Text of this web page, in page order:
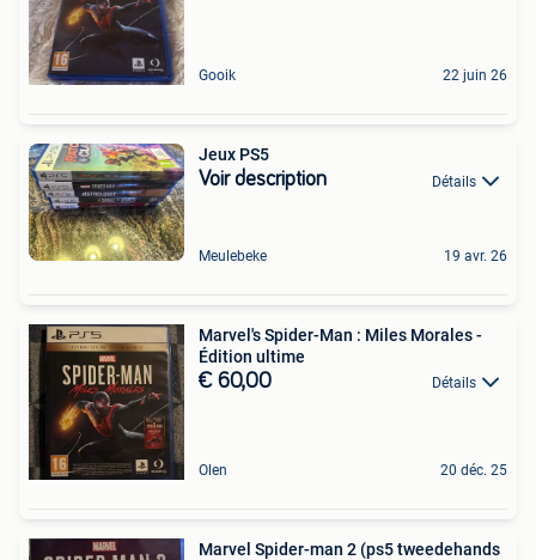
Gooik 22 juin 26
Jeux PS5
Voir description Détails
Meulebeke 19 avr. 26
Marvel's Spider-Man : Miles Morales -
Édition ultime
€ 60,00 Détails
Olen 20 déc. 25
Marvel Spider-man 2 (ps5 tweedehands